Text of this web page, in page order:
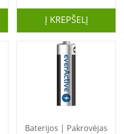
Į KREPŠELĮ
Baterijos | Pakrovėjas